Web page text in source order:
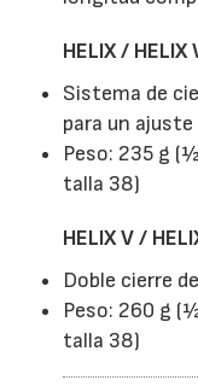
HELIX / HELIX
Sistema de
para un
Peso: 235 g
talla 38)
HELIX V /
Doble cierre
Peso: 260 g
talla 38)